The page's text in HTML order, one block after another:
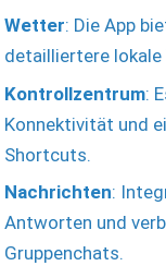
Wetter: Die App
detailliertere lokale
Kontrollzentrum:
Konnektivität und
Shortcuts.
Nachrichten:
Antworten und
Gruppenchats.